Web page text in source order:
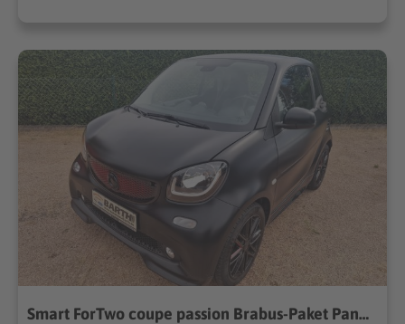
Smart ForTwo coupe passion Brabus-Paket Panorama Navi